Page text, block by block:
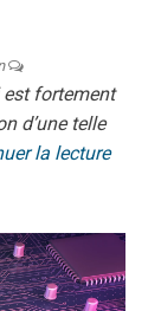
est fortement
d’une telle
la lecture